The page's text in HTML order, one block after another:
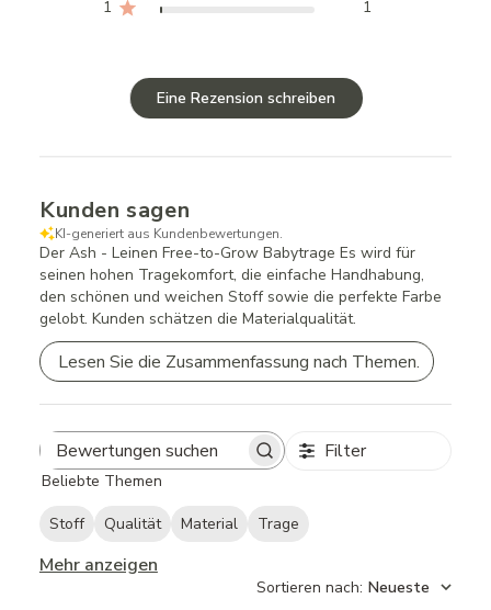
1
1
Eine Rezension schreiben
Kunden sagen
KI-generiert aus Kundenbewertungen.
Der Ash - Leinen Free-to-Grow Babytrage Es wird für
seinen hohen Tragekomfort, die einfache Handhabung,
den schönen und weichen Stoff sowie die perfekte Farbe
gelobt. Kunden schätzen die Materialqualität.
Lesen Sie die Zusammenfassung nach Themen.
Search
reviews
Filter
Beliebte Themen
Stoff Qualität Material Trage
Mehr anzeigen
Sortieren nach: Neueste